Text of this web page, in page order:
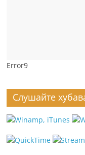
Error9
Слушайте